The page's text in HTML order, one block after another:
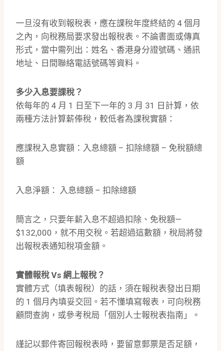
一旦沒有收到報稅表，應在課稅年度終結的 4 個月
之內，向稅務局要求發出報稅表。不論書面或傳真
形式，當中需列出：姓名、香港身分證號碼、通訊
地址、日間聯絡電話號碼等資料。
多少入息要課稅？
依每年的 4 月 1 日至下一年的 3 月 31 日計算，依
兩種方法計算薪俸稅，較低者為課稅實額：
應課稅入息實額：入息總額 – 扣除總額 – 免稅額總
額
入息淨額： 入息總額 – 扣除總額
簡言之，只要年薪入息不超過扣除、免稅額—
$132,000，就不用交稅。若超過這數額，稅局將發
出報稅表通知稅項金額。
實體報稅 Vs 網上報稅？
實體方式（填表報稅）的話，須在報稅表發出日期
的 1 個月內填妥交回。若不懂填寫報表，可向稅務
顧問查詢，或參考稅局「個別人士報稅表指南」。
謹記以郵件寄回報稅表時，要留意郵票是否足額，